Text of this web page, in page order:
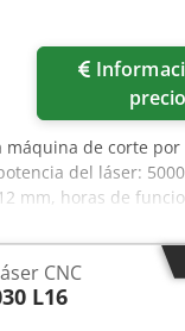
precio
máquina de corte por
del láser:
mm, horas de
13 000
potencia en 2020
mm/4600 mm/2400
la máquina en
CNC
L16